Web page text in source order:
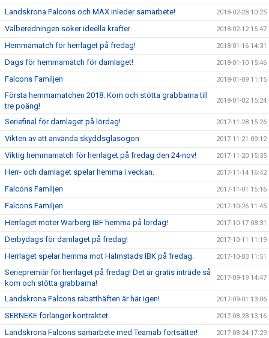
Landskrona Falcons och MAX inleder samarbete! 2018-02-28 10:25
Valberedningen söker ideella krafter 2018-02-12 15:47
Hemmamatch för herrlaget på fredag! 2018-01-16 14:31
Dags för hemmamatch för damlaget! 2018-01-10 15:46
Falcons Familjen 2018-01-09 11:15
Första hemmamatchen 2018. Kom och stötta grabbarna till
tre poäng!
2018-01-02 15:24
Seriefinal för damlaget på lördag! 2017-11-28 15:26
Vikten av att använda skyddsglasögon 2017-11-21 09:12
Viktig hemmamatch för herrlaget på fredag den 24-nov! 2017-11-20 15:35
Herr- och damlaget spelar hemma i veckan. 2017-11-14 16:42
Falcons Familjen 2017-11-01 15:16
Falcons Familjen 2017-10-26 11:45
Herrlaget möter Warberg IBF hemma på lördag! 2017-10-17 08:31
Derbydags för damlaget på fredag! 2017-10-11 11:19
Herrlaget spelar hemma mot Halmstads IBK på fredag. 2017-10-03 11:51
Seriepremiär för herrlaget på fredag! Det är gratis inträde så
kom och stötta grabbarna!
2017-09-19 14:47
Landskrona Falcons rabatthäften är här igen! 2017-09-01 13:06
SERNEKE förlänger kontraktet 2017-08-28 13:16
Landskrona Falcons samarbete med Teamab fortsätter! 2017-08-24 17:29